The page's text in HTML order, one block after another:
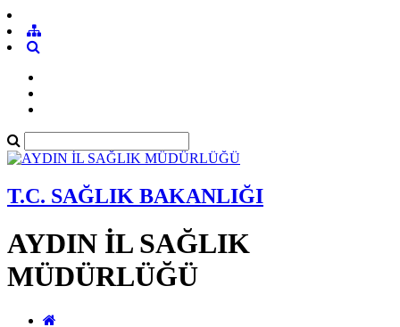
T.C. SAĞLIK BAKANLIĞI
AYDIN İL SAĞLIK
MÜDÜRLÜĞÜ